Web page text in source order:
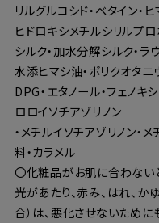
リルグルコシド・ベタイン・
ヒドロキシメチルシリルプ
シルク・加水分解シルク・
水添ヒマシ油・ポリクオタニ
DPG・エタノール・フェノキ
ロロイソチアゾリノン
・メチルイソチアゾリノン・
料・カラメル
〇化粧品がお肌に合わない
光があたり、赤み、はれ、
合）は、悪化させないため